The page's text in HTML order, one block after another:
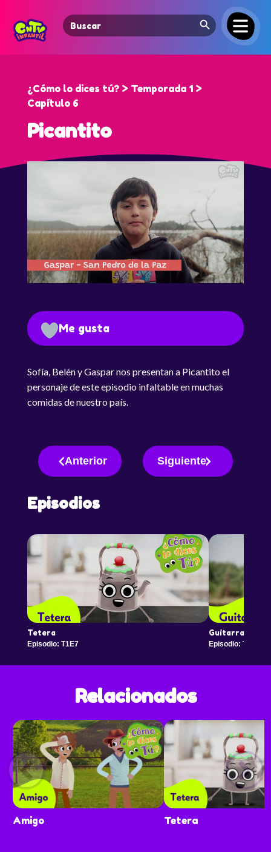
Search
for:
Search Button
¿Cómo lo dices tú? > Temporada 1 >
Capítulo 6
Picantito
Me gusta
Sofía, Belén y Gaspar nos presentan a Picantito el
personaje de este episodio infaltable en muchas
comidas de nuestro país.
Anterior Siguiente
Episodios
Tetera
Episodio: T1E7
Guitarra
Episodio: T1E8
Relacionados
Amigo Tetera